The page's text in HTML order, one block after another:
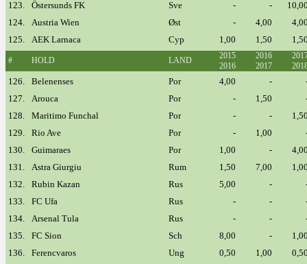
123. Östersunds FK Sve - -
124.
Austria Wien Øst - 4,00
125.
AEK Larnaca Cyp 1,00 1,50
# HOLD LAND
2015
2016
2016
2017
126. Belenenses Por 4,00 -
127.
Arouca Por - 1,50
128.
Maritimo Funchal Por - -
129.
Rio Ave Por - 1,00
130.
Guimaraes Por 1,00 -
131.
Astra Giurgiu Rum 1,50 7,00
132.
Rubin Kazan Rus 5,00 -
133.
FC Ufa Rus - -
134.
Arsenal Tula Rus - -
135.
FC Sion Sch 8,00 -
136.
Ferencvaros Ung 0,50 1,00